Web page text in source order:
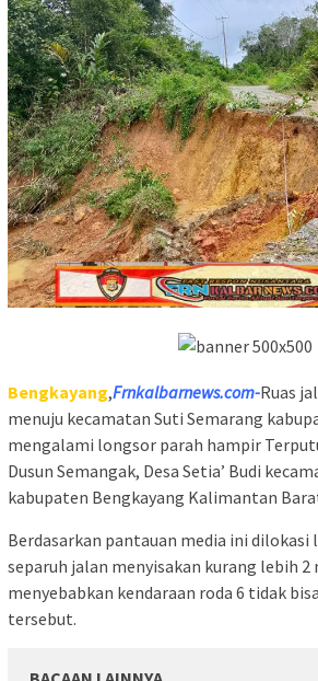
Bengkayang,Frnkalbarnews.com-Ruas
menuju kecamatan Suti Semarang
mengalami longsor parah hampir
Dusun Semangak, Desa Setia’ Budi
kabupaten Bengkayang Kalimantan
Berdasarkan pantauan media ini
separuh jalan menyisakan kurang lebih 2
menyebabkan kendaraan roda 6 tidak
tersebut.